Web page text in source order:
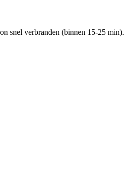
snel verbranden (binnen 15-25 min).